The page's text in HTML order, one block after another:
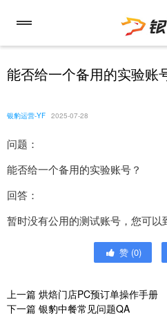
能否给一个备用的实验账
银豹运营-YF 2025-07-28
问题：
能否给一个备用的实验账号？
回答：
暂时没有公用的测试账号，您可以
赞 (0)
上一篇 烘焙门店PC预订单操作手册
下一篇 银豹中餐常见问题QA